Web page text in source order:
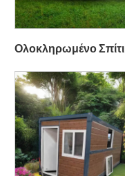
Ολοκληρωμένο Σπίτι